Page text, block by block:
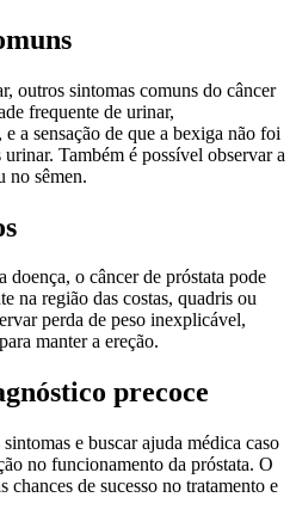
outros sintomas comuns do câncer
frequente de urinar,
a sensação de que a bexiga não foi
Também é possível observar a
no sêmen.
doença, o câncer de próstata pode
na região das costas, quadris ou
perda de peso inexplicável,
manter a ereção.
precoce
e buscar ajuda médica caso
no funcionamento da próstata. O
chances de sucesso no tratamento e